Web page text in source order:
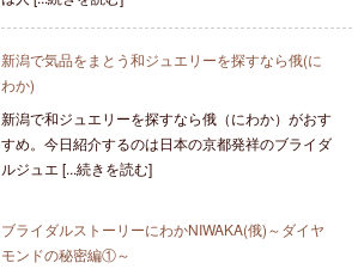
新潟で気品をまとう和ジュエリーを探すなら俄(に
わか)
新潟で和ジュエリーを探すなら俄（にわか）がおす
すめ。今日紹介するのは日本の京都発祥のブライダ
ルジュエ [...続きを読む]
ブライダルストーリーにわかNIWAKA(俄)～ダイヤ
モンドの秘密編①～